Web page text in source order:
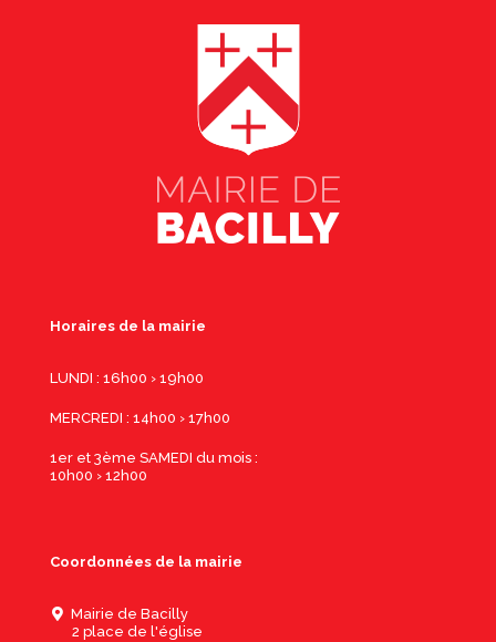
Horaires de la mairie
LUNDI : 16h00 › 19h00
MERCREDI : 14h00 › 17h00
1er et 3ème SAMEDI du mois :
10h00 › 12h00
Coordonnées de la mairie
Mairie de Bacilly
2 place de l'église